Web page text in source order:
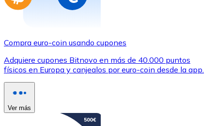
Compra euro-coin usando cupones
Adquiere cupones Bitnovo en más de 40.000 puntos
físicos en Europa y canjealos por euro-coin desde la app.
Ver más